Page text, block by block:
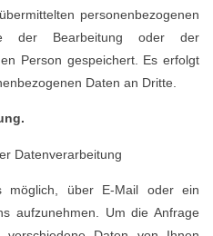
personenbezogenen
der Bearbeitung oder der
Person gespeichert. Es erfolgt
Daten an Dritte.
Datenverarbeitung
möglich, über E-Mail oder ein
aufzunehmen. Um die Anfrage